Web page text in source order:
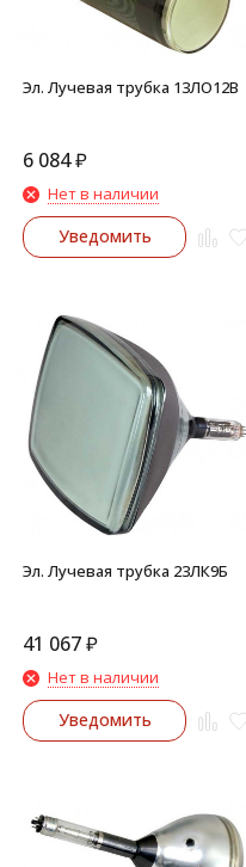
Эл. Лучевая трубка 13ЛО12В
6 084₽
Нет в наличии
Уведомить
Эл. Лучевая трубка 23ЛК9Б
41 067₽
Нет в наличии
Уведомить